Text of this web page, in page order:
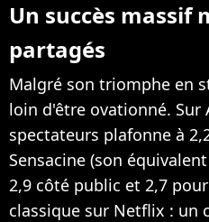
Un succès massif
partagés
Malgré son triomphe en
loin d'être ovationné. Sur
spectateurs plafonne à
Sensacine (son
2,9 côté public et 2,7
classique sur Netflix : un